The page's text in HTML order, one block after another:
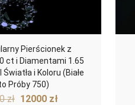
Pierścionek z
ct i Diamentami 1.65
i Koloru (Białe
Próby 750)
zł Pierwotna
12000 złAktualna